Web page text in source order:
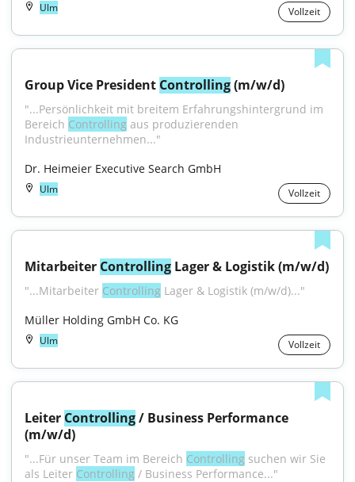
Ulm Vollzeit
Group Vice President Controlling (m/w/d)
"...Persönlichkeit mit breitem Erfahrungshintergrund im
Bereich Controlling aus produzierenden
Industrieunternehmen..."
Dr. Heimeier Executive Search GmbH
Ulm Vollzeit
Mitarbeiter Controlling Lager & Logistik (m/w/d)
"...Mitarbeiter Controlling Lager & Logistik (m/w/d)..."
Müller Holding GmbH Co. KG
Ulm Vollzeit
Leiter Controlling / Business Performance
(m/w/d)
"...Für unser Team im Bereich Controlling suchen wir Sie
als Leiter Controlling / Business Performance..."